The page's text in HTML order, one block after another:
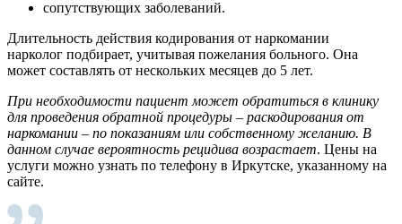
сопутствующих заболеваний.
Длительность действия кодирования от наркомании
нарколог подбирает, учитывая пожелания больного. Она
может составлять от нескольких месяцев до 5 лет.
При необходимости пациент может обратиться в клинику
для проведения обратной процедуры – раскодирования от
наркомании – по показаниям или собственному желанию. В
данном случае вероятность рецидива возрастает. Цены на
услуги можно узнать по телефону в Иркутске, указанному на
сайте.